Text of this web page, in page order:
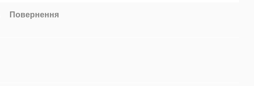
Повернення